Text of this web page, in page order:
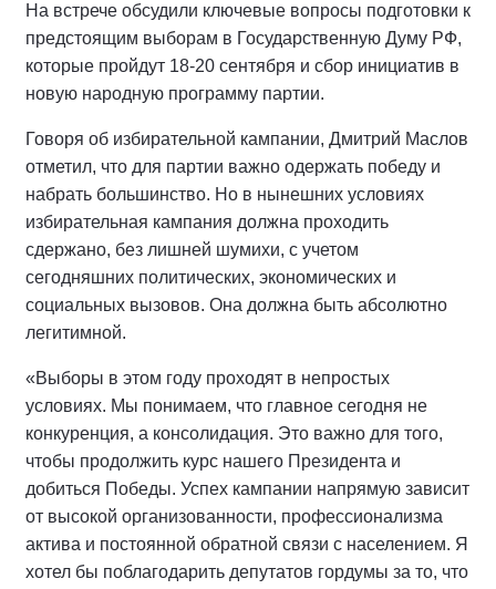
На встрече обсудили ключевые вопросы подготовки к
предстоящим выборам в Государственную Думу РФ,
которые пройдут 18-20 сентября и сбор инициатив в
новую народную программу партии.
Говоря об избирательной кампании, Дмитрий Маслов
отметил, что для партии важно одержать победу и
набрать большинство. Но в нынешних условиях
избирательная кампания должна проходить
сдержано, без лишней шумихи, с учетом
сегодняшних политических, экономических и
социальных вызовов. Она должна быть абсолютно
легитимной.
«Выборы в этом году проходят в непростых
условиях. Мы понимаем, что главное сегодня не
конкуренция, а консолидация. Это важно для того,
чтобы продолжить курс нашего Президента и
добиться Победы. Успех кампании напрямую зависит
от высокой организованности, профессионализма
актива и постоянной обратной связи с населением. Я
хотел бы поблагодарить депутатов гордумы за то, что